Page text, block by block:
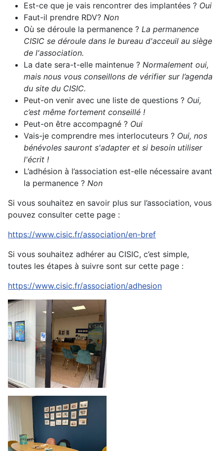
Est-ce que je vais rencontrer des implantées ? Oui
Faut-il prendre RDV? Non
Où se déroule la permanence ? La permanence
CISIC se déroule dans le bureau d'acceuil au siège
de l'association.
La date sera-t-elle maintenue ? Normalement oui,
mais nous vous conseillons de vérifier sur l’agenda
du site du CISIC.
Peut-on venir avec une liste de questions ? Oui,
c’est même fortement conseillé !
Peut-on être accompagné ? Oui
Vais-je comprendre mes interlocuteurs ? Oui, nos
bénévoles sauront s'adapter et si besoin utiliser
l'écrit !
L’adhésion à l’association est-elle nécessaire avant
la permanence ? Non
Si vous souhaitez en savoir plus sur l’association, vous
pouvez consulter cette page :
https://www.cisic.fr/association/en-bref
Si vous souhaitez adhérer au CISIC, c’est simple,
toutes les étapes à suivre sont sur cette page :
https://www.cisic.fr/association/adhesion